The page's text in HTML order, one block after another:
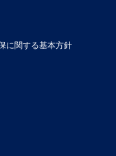
に関する基本方針